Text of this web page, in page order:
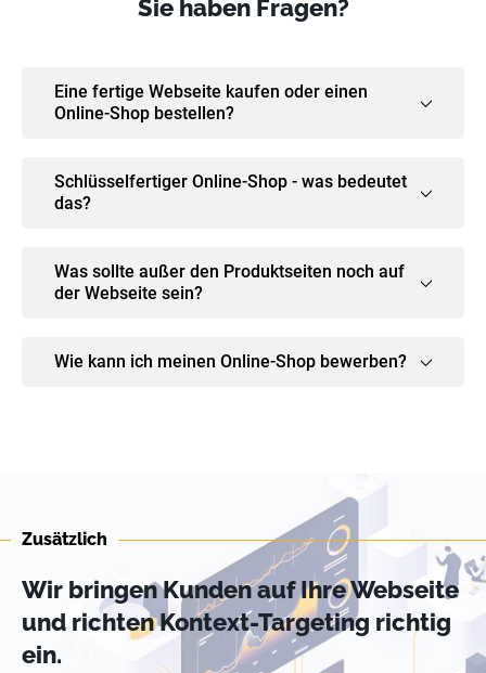
Sie haben Fragen?
Eine fertige Webseite kaufen oder einen
Online-Shop bestellen?
Schlüsselfertiger Online-Shop - was bedeutet
das?
Was sollte außer den Produktseiten noch auf
der Webseite sein?
Wie kann ich meinen Online-Shop bewerben?
Zusätzlich
Wir bringen Kunden auf Ihre Webseite
und richten Kontext-Targeting richtig
ein.